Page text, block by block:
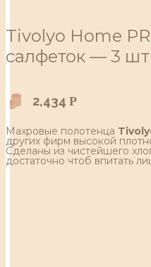
Tivolyo Home
салфеток — 3 шт
2,434 Р
Махровые полотенца
других фирм высокой
Сделаны из чистейшего
достаточно чтоб впитать